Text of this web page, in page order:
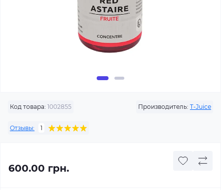
Код товара: 1002855 Производитель: T-Juice
Отзывы: 1
600.00 грн.